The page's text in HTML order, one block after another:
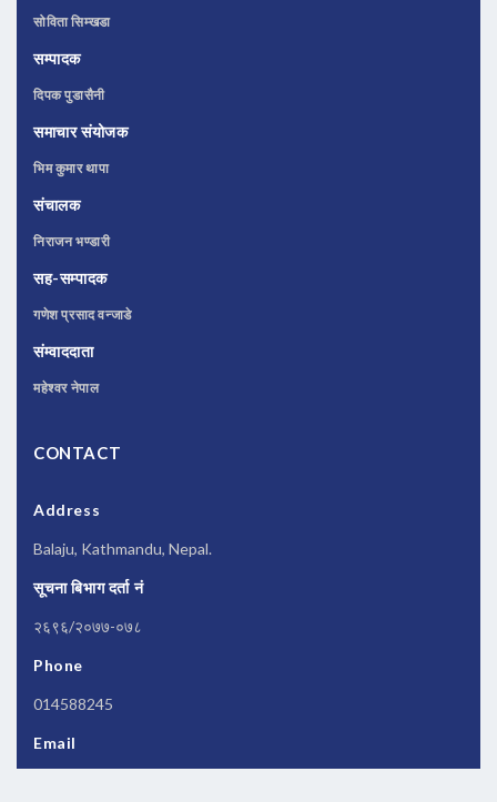
सोविता सिम्खडा
सम्पादक
दिपक पुडासैनी
समाचार संयोजक
भिम कुमार थापा
संचालक
निराजन भण्डारी
सह-सम्पादक
गणेश प्रसाद वन्जाडे
संम्वाददाता
महेश्वर नेपाल
CONTACT
Address
Balaju, Kathmandu, Nepal.
सूचना बिभाग दर्ता नं
२६९६/२०७७-०७८
Phone
014588245
Email